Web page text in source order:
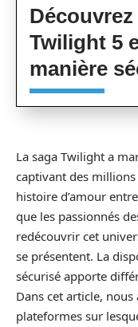
Twilight 5
manière
La saga Twilight a
captivant des
histoire d’amour
que les passionnés
redécouvrir cet
se présentent. La
sécurisé apporte
Dans cet article,
plateformes sur